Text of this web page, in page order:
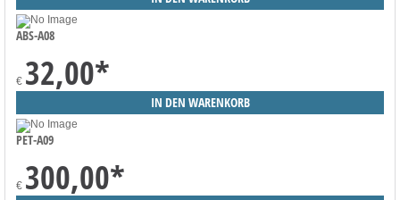
ABS-A08
€ 32,00*
PET-A09
€ 300,00*